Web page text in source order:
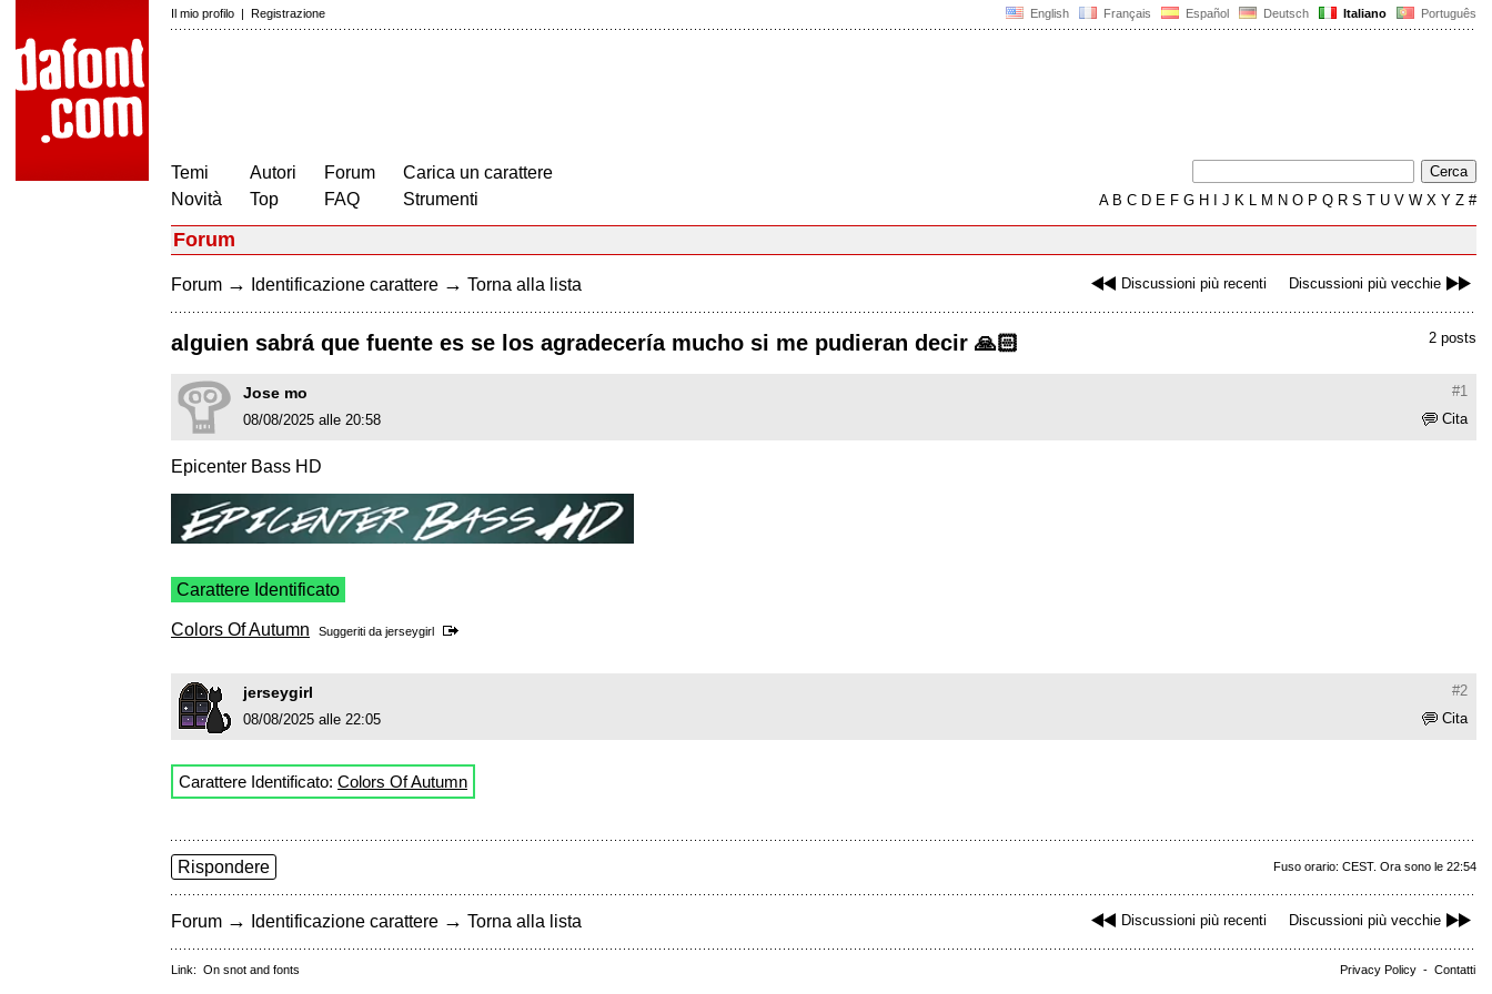
English Français Español Deutsch Italiano Português
Il mio profilo | Registrazione
Temi
Novità
Autori
Top
Forum
FAQ
Carica un carattere
Strumenti
AB C D E F G H J K L M N O P Q R S T U V W X Y Z #
Forum
Discussioni più recenti Discussioni più vecchie
Forum → Identificazione carattere → Torna alla lista
2 posts
alguien sabrá que fuente es se los agradecería mucho si me pudieran decir 🙏🏻
#1
Jose mo
Cita
08/08/2025 alle 20:58
Epicenter Bass HD
Carattere Identificato
Colors Of Autumn Suggeriti da jerseygirl
#2
jerseygirl
Cita
08/08/2025 alle 22:05
Carattere Identificato: Colors Of Autumn
Fuso orario: CEST. Ora sono le 22:54
Rispondere
Discussioni più recenti Discussioni più vecchie
Forum → Identificazione carattere → Torna alla lista
Privacy Policy - Contatti
Link: On snot and fonts